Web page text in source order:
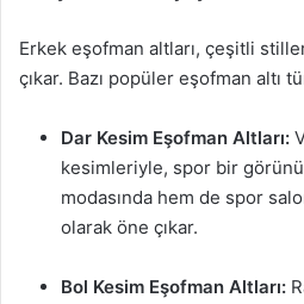
Erkek eşofman altları, çeşitli
çıkar. Bazı popüler eşofman altı
Dar Kesim Eşofman Altları:
kesimleriyle, spor bir
modasında hem de spor
olarak öne çıkar.
Bol Kesim Eşofman Altları: